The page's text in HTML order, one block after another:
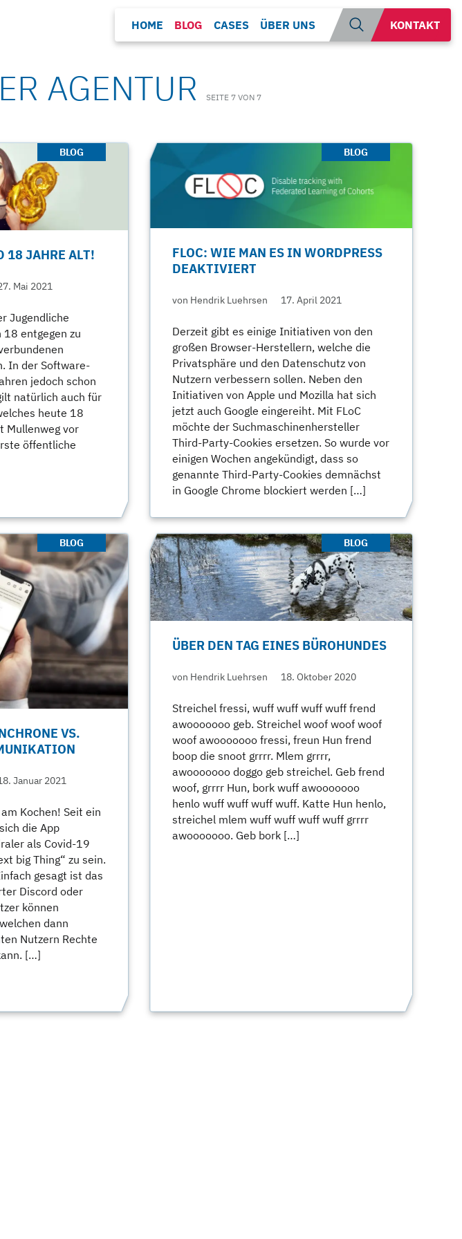
HOME BLOG CASES ÜBER UNS
Suche
öffnen
KONTAKT
AGENTUR SEITE 7 VON 7
BLOG
18 JAHRE ALT!
Mai 2021
Jugendliche
entgegen zu
In der Software-
jedoch schon
natürlich auch für
heute 18
Mullenweg vor
öffentliche
BLOG
FLOC: WIE MAN ES IN WORDPRESS
DEAKTIVIERT
von Hendrik Luehrsen 17. April 2021
Derzeit gibt es einige Initiativen von den
großen Browser-Herstellern, welche die
Privatsphäre und den Datenschutz von
Nutzern verbessern sollen. Neben den
Initiativen von Apple und Mozilla hat sich
jetzt auch Google eingereiht. Mit FLoC
möchte der Suchmaschinenhersteller
Third-Party-Cookies ersetzen. So wurde vor
einigen Wochen angekündigt, dass so
genannte Third-Party-Cookies demnächst
in Google Chrome blockiert werden […]
BLOG
VS.
Januar 2021
Kochen! Seit ein
die App
als Covid-19
big Thing“ zu sein.
gesagt ist das
Discord oder
können
dann
Nutzern Rechte
[…]
BLOG
ÜBER DEN TAG EINES BÜROHUNDES
von Hendrik Luehrsen 18. Oktober 2020
Streichel fressi, wuff wuff wuff wuff frend
awooooooo geb. Streichel woof woof woof
woof awooooooo fressi, freun Hun frend
boop die snoot grrrr. Mlem grrrr,
awooooooo doggo geb streichel. Geb frend
woof, grrrr Hun, bork wuff awooooooo
henlo wuff wuff wuff wuff. Katte Hun henlo,
streichel mlem wuff wuff wuff wuff grrrr
awooooooo. Geb bork […]